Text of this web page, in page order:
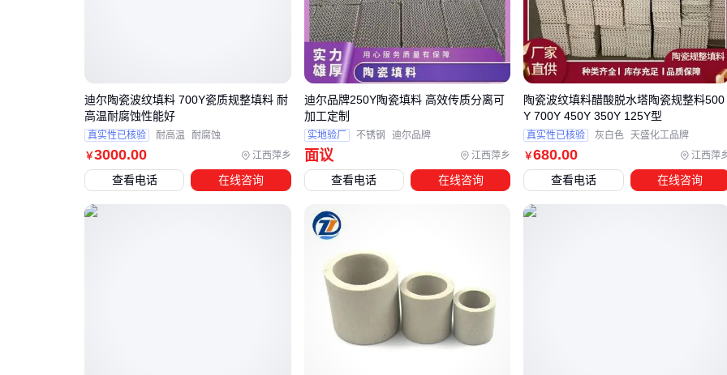
场景
理
水处理
碳化硅陶瓷填料
在极端工况下优势明显，其热导率是普通陶
瓷的5倍，特别适合骤冷骤热的反应条件。而氧化铝陶瓷填料
的性价比突出，在pH5-9范围内稳定性最好。
对于常规水处理， 陶瓷鲍尔环 和陶瓷阶梯环
的经济性更
优。但要注意：孔隙率＞85%的填料虽然通量大，却需要更频
繁的反冲洗。
：先确定介质特性，再匹配填料参数，最后考虑成本 📊
四、填料装不好，再好的陶瓷环也是浪费
即使选了最合适的填料，安装环节的疏忽也会让性能打折扣：
液体分布器 ：不均匀的初始分布会导致50%的填料区无效工
作，槽式
液体分布器
￥3000.00 江西萍乡
迪尔陶瓷波纹填料 700Y瓷质规整填料 耐
高温耐腐蚀性能好
真实性已核验 耐高温 耐腐蚀
查看电话 在线咨询
面议 江西萍乡
迪尔品牌250Y陶瓷填料 高效传质分离可
加工定制
实地验厂 不锈钢 迪尔品牌
查看电话 在线咨询
￥680.00 江西萍
陶瓷波纹填料醋酸脱水塔陶瓷规整料500
Y 700Y 450Y 350Y 125Y型
真实性已核验 灰白色 天盛化工品牌
查看电话 在线咨询